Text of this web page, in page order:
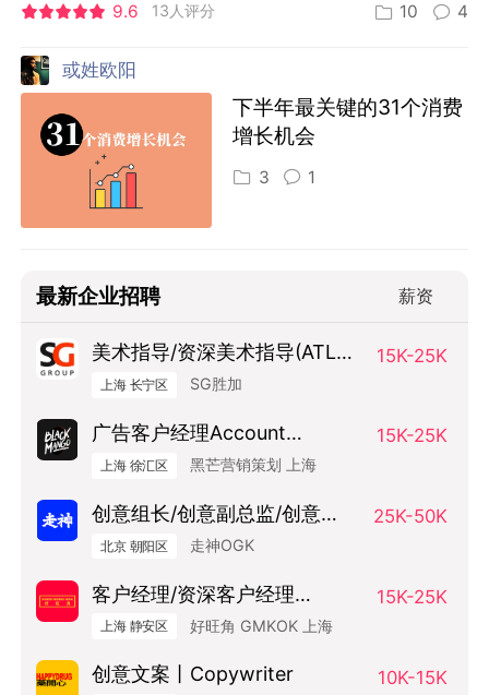
9.6 13人评分 10 4
或姓欧阳
下半年最关键的31个消费
增长机会
3 1
最新企业招聘 薪资
美术指导/资深美术指导(ATL方
向）
15K-25K
上海 长宁区 SG胜加
广告客户经理Account
Manager
15K-25K
上海 徐汇区 黑芒营销策划 上海
创意组长/创意副总监/创意总
监（Art Base）
25K-50K
北京 朝阳区 走神OGK
客户经理/资深客户经理
SAM/AM
15K-25K
上海 静安区 好旺角 GMKOK 上海
创意文案丨Copywriter 10K-15K